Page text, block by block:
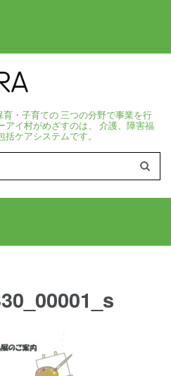
・子育ての 三つの分野で事業を行
アイ村がめざすのは、 介護、障害福
ケアシステムです。